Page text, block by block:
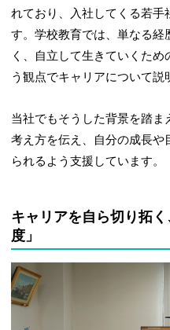
れており、入社してくる若手
す。学校教育では、単なる経
く、自立して生きていくた
う観点でキャリアについて説
当社でもそうした背景を踏
考え方を伝え、自分の成長や
られるよう支援しています。
キャリアを自ら切り拓
度」